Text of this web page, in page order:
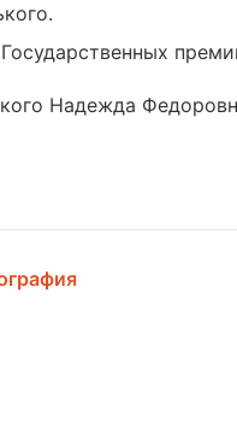
Надежда